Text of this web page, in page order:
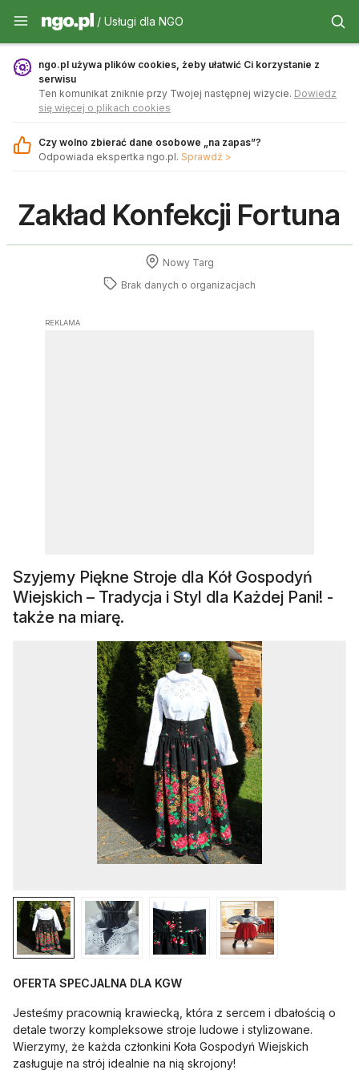
Usługi dla NGO - ngo.pl
/ Usługi dla NGO
ngo.pl używa plików cookies, żeby ułatwić Ci korzystanie z
serwisu
Ten komunikat zniknie przy Twojej następnej wizycie. Dowiedz
się więcej o plikach cookies
Czy wolno zbierać dane osobowe „na zapas”?
Odpowiada ekspertka ngo.pl. Sprawdź >
Zakład Konfekcji Fortuna
Nowy Targ
Brak danych o organizacjach
REKLAMA
Szyjemy Piękne Stroje dla Kół Gospodyń
Wiejskich – Tradycja i Styl dla Każdej Pani! -
także na miarę.
OFERTA SPECJALNA DLA KGW
Jesteśmy pracownią krawiecką, która z sercem i dbałością o
detale tworzy kompleksowe stroje ludowe i stylizowane.
Wierzymy, że każda członkini Koła Gospodyń Wiejskich
zasługuje na strój idealnie na nią skrojony!